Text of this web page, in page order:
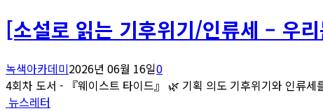
[소설로 읽는 기후위기/인류세 – 우
녹색아카데미2026년 06월 16일0
4회차 도서 - 『웨이스트 타이드』 🌿 기획 의도 기후위기와 인류세
뉴스레터